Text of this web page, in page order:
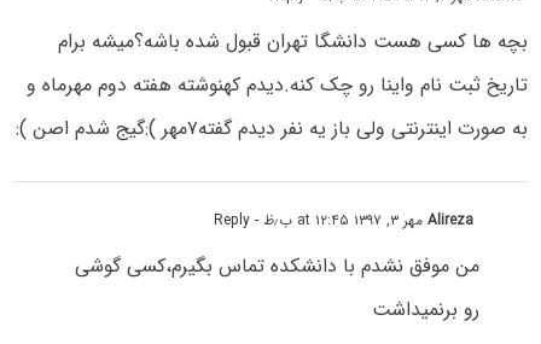
بچه ها کسی هست دانشگا تهران قبول شده باشه؟میشه برام
تاریخ ثبت نام واینا رو چک کنه.دیدم کهنوشته هفته دوم مهرماه و
به صورت اینترنتی ولی باز یه نفر دیدم گفته۷مهر ):گیج شدم اصن ):
Alirezaمهر ۳, ۱۳۹۷ at ۱۲:۴۵ ب٫ظ - Reply
من موفق نشدم با دانشکده تماس بگیرم،کسی گوشی
رو برنمیداشت